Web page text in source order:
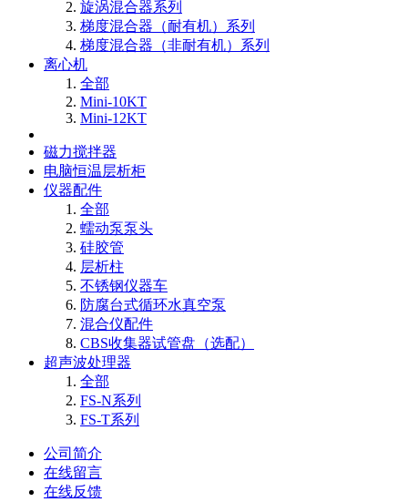
旋涡混合器系列
梯度混合器（耐有机）系列
梯度混合器（非耐有机）系列
离心机
全部
Mini-10KT
Mini-12KT
磁力搅拌器
电脑恒温层析柜
仪器配件
全部
蠕动泵泵头
硅胶管
层析柱
不锈钢仪器车
防腐台式循环水真空泵
混合仪配件
CBS收集器试管盘（选配）
超声波处理器
全部
FS-N系列
FS-T系列
公司简介
在线留言
在线反馈